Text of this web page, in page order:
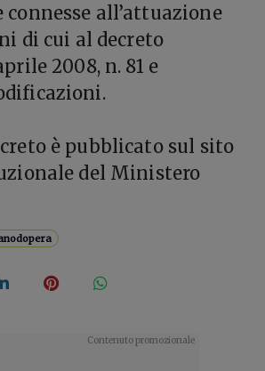
all’attuazione
di cui al decreto
2008, n. 81 e
è pubblicato sul sito
del Ministero